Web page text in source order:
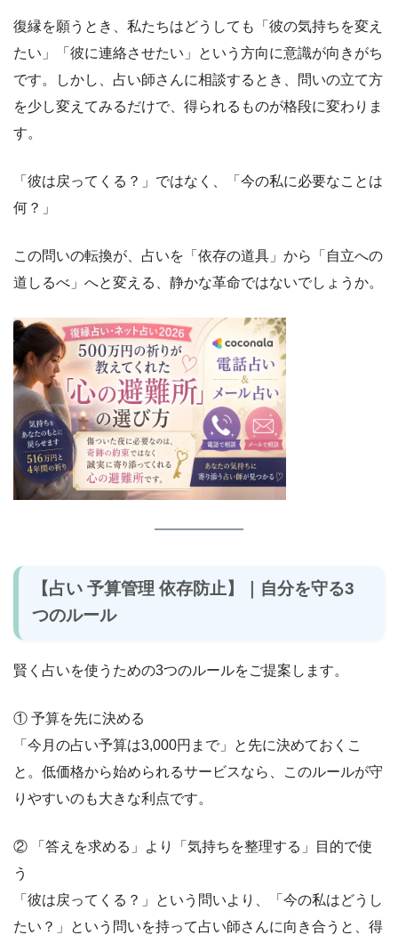
復縁を願うとき、私たちはどうしても「彼の気持ちを変え
たい」「彼に連絡させたい」という方向に意識が向きがち
です。しかし、占い師さんに相談するとき、問いの立て方
を少し変えてみるだけで、得られるものが格段に変わりま
す。
「彼は戻ってくる？」ではなく、「今の私に必要なことは
何？」
この問いの転換が、占いを「依存の道具」から「自立への
道しるべ」へと変える、静かな革命ではないでしょうか。
【占い 予算管理 依存防止】｜自分を守る3
つのルール
賢く占いを使うための3つのルールをご提案します。
① 予算を先に決める
「今月の占い予算は3,000円まで」と先に決めておくこ
と。低価格から始められるサービスなら、このルールが守
りやすいのも大きな利点です。
② 「答えを求める」より「気持ちを整理する」目的で使
う
「彼は戻ってくる？」という問いより、「今の私はどうし
たい？」という問いを持って占い師さんに向き合うと、得